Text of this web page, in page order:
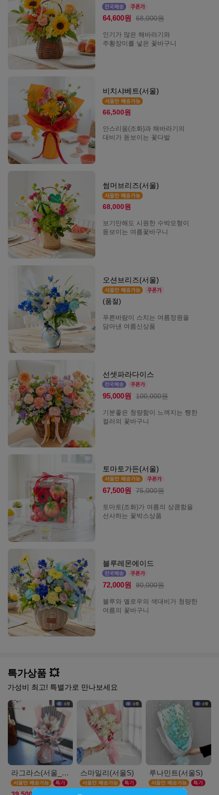
64,600원 68,000원
인기가 많은 해바라기와
주황장미를 넣은 꽃바구니
비치샤베트(서울)
66,500원
안스리움(조화)과 해바라기의
대비가 돋보이는 꽃다발
썸머브리즈(서울)
68,000원
보기만해도 시원한 수박모형이
돋보이는 여름꽃바구니
오션브리즈(서울)
(품절)
푸른바람이 스치는 여름정원을
담아낸 여름신상품
선셋파라다이스
95,000원 100,000원
기분좋은 청량함이 느껴지는 쨍한
컬러의 꽃바구니
토마토가든(서울)
67,500원 75,000원
토마토(조화)가 여름의 상큼함을
선사하는 꽃박스상품
블루레몬에이드
72,000원 80,000원
블루와 옐로우의 색대비가 청량한
여름의 꽃바구니
특가상품 💥
가성비 최고! 특별가로 만나보세요
라그라스(서울_M) 스마일리(서울S) 루나민트(서울S)